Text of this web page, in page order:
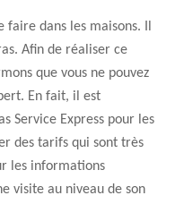
dans les maisons. Il
Afin de réaliser ce
que vous ne pouvez
En fait, il est
Service Express pour les
des tarifs qui sont très
les informations
visite au niveau de son